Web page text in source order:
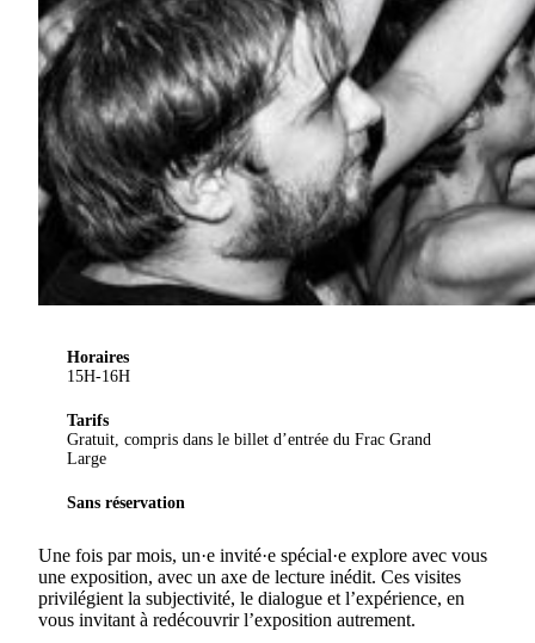
Horaires
15H-16H
Tarifs
Gratuit, compris dans le billet d’entrée du Frac Grand
Large
Sans réservation
Une fois par mois, un·e invité·e spécial·e explore avec vous
une exposition, avec un axe de lecture inédit. Ces visites
privilégient la subjectivité, le dialogue et l’expérience, en
vous invitant à redécouvrir l’exposition autrement.